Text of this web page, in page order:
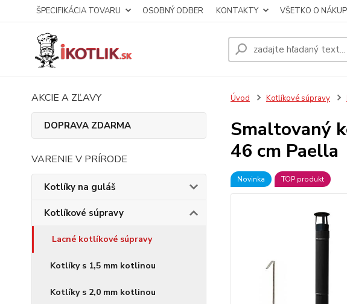
ŠPECIFIKÁCIA TOVARU OSOBNÝ ODBER KONTAKTY VŠETKO O
AKCIE A ZĽAVY
DOPRAVA ZDARMA
VARENIE V PRÍRODE
Kotlíky na guláš
Kotlíkové súpravy
Lacné kotlíkové súpravy
Kotlíky s 1,5 mm kotlinou
Kotlíky s 2,0 mm kotlinou
Úvod Kotlíkové súpravy
Smaltovaný
46 cm Paella
Novinka TOP produkt